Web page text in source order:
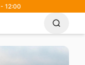
12:00